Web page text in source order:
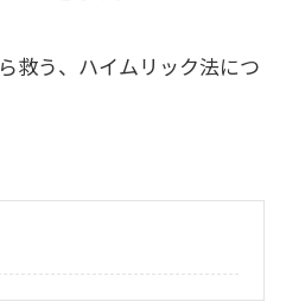
救う、ハイムリック法につ